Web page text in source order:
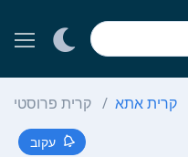
קרית אתא קרית פרוסטיג
עקוב